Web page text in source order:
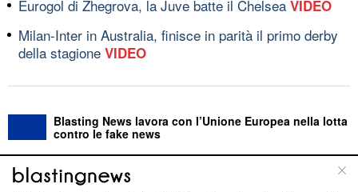
Eurogol di Zhegrova, la Juve batte il Chelsea VIDEO
Milan-Inter in Australia, finisce in parità il primo derby
della stagione VIDEO
Blasting News lavora con l’Unione Europea nella lotta
contro le fake news
ABOUT LINEA EDITORIALE